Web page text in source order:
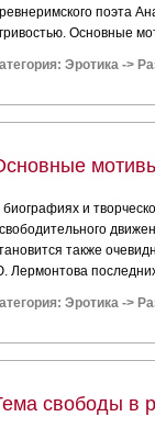
поэта
Основные
Эротика ->
биографиях и
также
Лермонтова
Эротика ->
свободы в